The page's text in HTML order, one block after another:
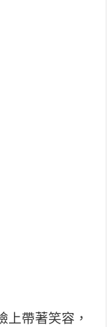
上帶著笑容，